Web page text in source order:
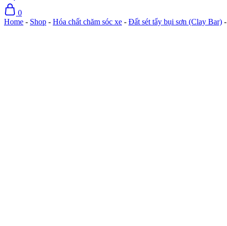
0
Home - Shop - Hóa chất chăm sóc xe - Đất sét tẩy bụi sơn (Clay Bar) -